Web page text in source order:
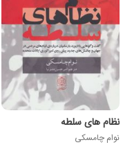
نظام های سلطه
نوام چامسکی